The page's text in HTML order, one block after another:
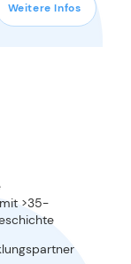
Weitere Infos
>35-